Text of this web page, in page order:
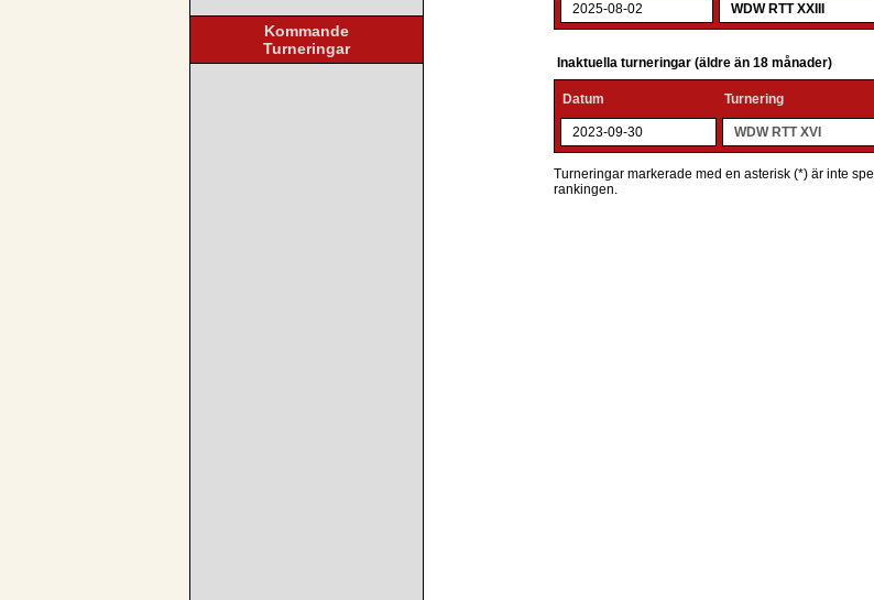
Kommande
Turneringar
2025-08-02 WDW RTT XXIII
Inaktuella turneringar (äldre än 18 månader)
Datum Turnering
2023-09-30 WDW RTT XVI
Turneringar markerade med en asterisk (*) är inte
rankingen.